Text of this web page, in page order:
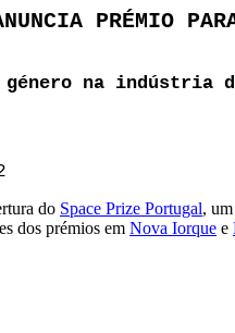
ANUNCIA PRÉMIO
na indústria
do Space Prize Portugal,
dos prémios em Nova Iorque e